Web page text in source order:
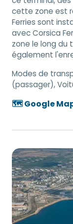
cette zone est
Ferries sont
avec Corsica
zone le long du
également
Modes de
(passager),
🗺️ Google